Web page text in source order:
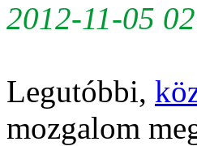
2012-11-05
Legutóbbi,
mozgalom